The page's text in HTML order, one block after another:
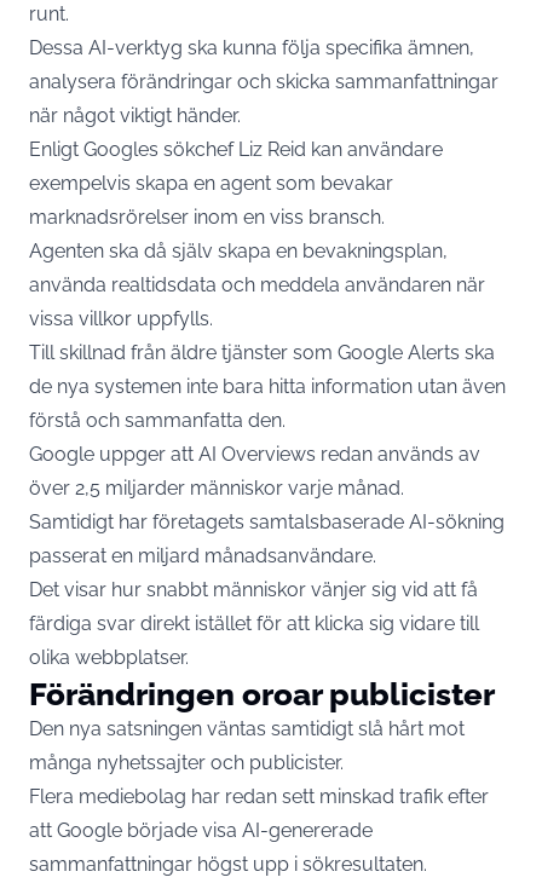
runt.
Dessa AI-verktyg ska kunna följa specifika ämnen,
analysera förändringar och skicka sammanfattningar
när något viktigt händer.
Enligt Googles sökchef Liz Reid kan användare
exempelvis skapa en agent som bevakar
marknadsrörelser inom en viss bransch.
Agenten ska då själv skapa en bevakningsplan,
använda realtidsdata och meddela användaren när
vissa villkor uppfylls.
Till skillnad från äldre tjänster som Google Alerts ska
de nya systemen inte bara hitta information utan även
förstå och sammanfatta den.
Google uppger att AI Overviews redan används av
över 2,5 miljarder människor varje månad.
Samtidigt har företagets samtalsbaserade AI-sökning
passerat en miljard månadsanvändare.
Det visar hur snabbt människor vänjer sig vid att få
färdiga svar direkt istället för att klicka sig vidare till
olika webbplatser.
Förändringen oroar publicister
Den nya satsningen väntas samtidigt slå hårt mot
många nyhetssajter och publicister.
Flera mediebolag har redan sett minskad trafik efter
att Google började visa AI-genererade
sammanfattningar högst upp i sökresultaten.